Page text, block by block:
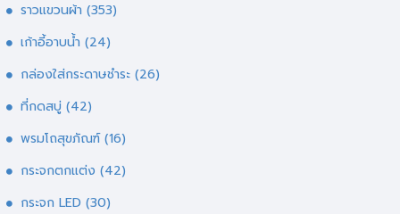
ราวแขวนผ้า (353)
เก้าอี้อาบน้ำ (24)
กล่องใส่กระดาษชำระ (26)
ที่กดสบู่ (42)
พรมโถสุขภัณฑ์ (16)
กระจกตกแต่ง (42)
กระจก LED (30)